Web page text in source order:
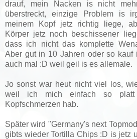
drauf, mein Nacken is nicht
überstreckt, einzige Problem is
meinem Kopf jetz richtig liege,
Körper jetz noch beschissener
dass ich nicht das komplette
Aber gut in 10 Jahren oder so kauf
auch mal :D weil geil is es allemale.
Jo sonst war heut nicht viel los,
weil ich mich einfach so
Kopfschmerzen hab.
Später wird "Germany's next
gibts wieder Tortilla Chips :D is jetz